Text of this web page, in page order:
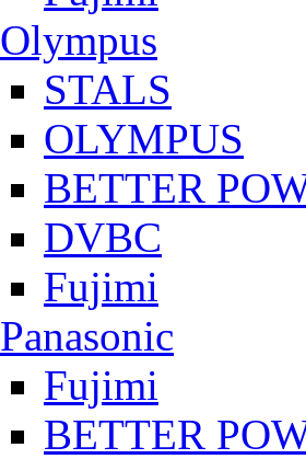
Olympus
STALS
OLYMPUS
BETTER
DVBC
Fujimi
Panasonic
Fujimi
BETTER